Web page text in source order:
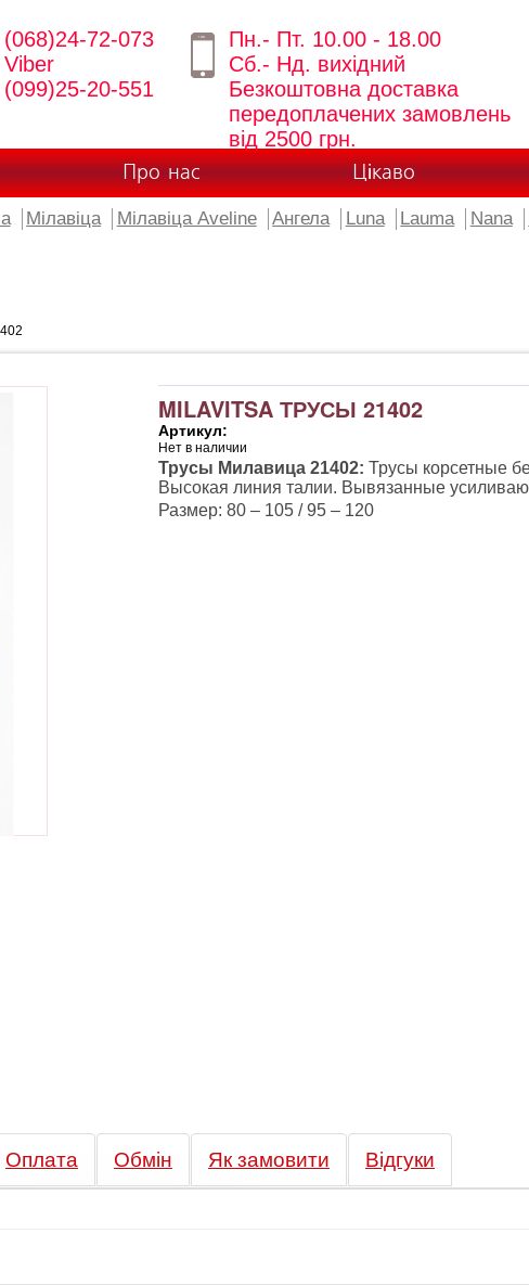
(068)24-72-073
Viber
(099)25-20-551
Пн.- Пт. 10.00 - 18.00
Сб.- Нд. вихідний
Безкоштовна доставка
передоплачених замовлень
від 2500 грн.
Про нас Цікаво
Мілавіца Мілавіца Aveline Ангела Luna Lauma Nana
MILAVITSA ТРУСЫ 21402
Артикул:
Нет в наличии
Трусы Милавица 21402: Трусы корсетные
Высокая линия талии. Вывязанные
Размер: 80 – 105 / 95 – 120
Оплата Обмін Як замовити Відгуки